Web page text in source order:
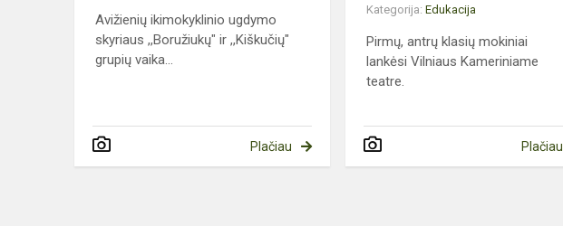
Avižienių ikimokyklinio ugdymo
skyriaus ,,Boružiukų" ir ,,Kiškučių"
grupių vaika...
Plačiau
Kategorija:Edukacija
Pirmų, antrų klasių mokiniai
lankėsi Vilniaus Kameriniame
teatre.
Plačiau